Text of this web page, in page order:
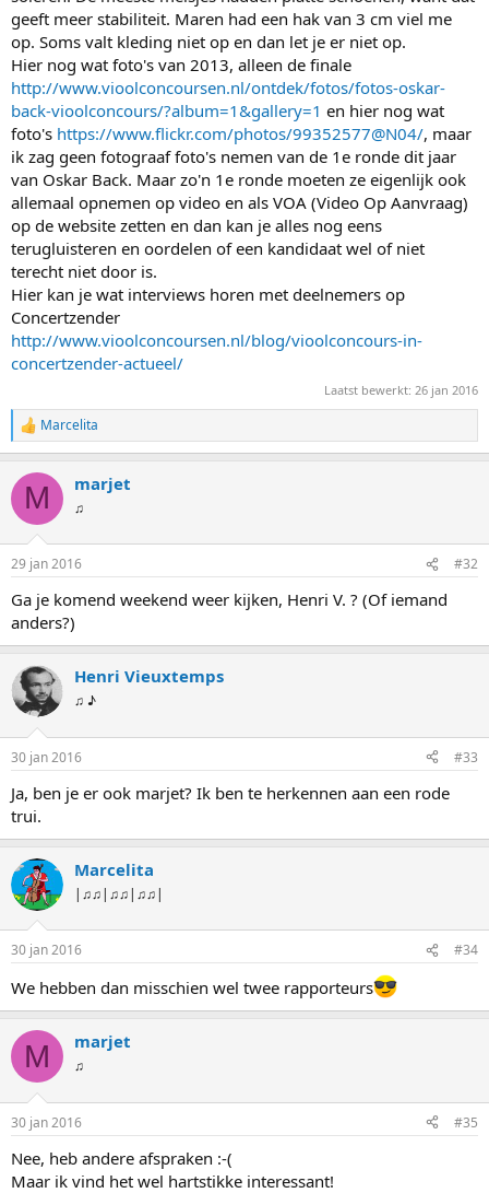
geeft meer stabiliteit. Maren had een hak van 3 cm viel me
op. Soms valt kleding niet op en dan let je er niet op.
Hier nog wat foto's van 2013, alleen de finale
http://www.vioolconcoursen.nl/ontdek/fotos/fotos-oskar-
back-vioolconcours/?album=1&gallery=1 en hier nog wat
foto's https://www.flickr.com/photos/99352577@N04/, maar
ik zag geen fotograaf foto's nemen van de 1e ronde dit jaar
van Oskar Back. Maar zo'n 1e ronde moeten ze eigenlijk ook
allemaal opnemen op video en als VOA (Video Op Aanvraag)
op de website zetten en dan kan je alles nog eens
terugluisteren en oordelen of een kandidaat wel of niet
terecht niet door is.
Hier kan je wat interviews horen met deelnemers op
Concertzender
http://www.vioolconcoursen.nl/blog/vioolconcours-in-
concertzender-actueel/
Laatst bewerkt: 26 jan 2016
W
a
r
e
n
e
n
:
Marcelita
M marjet
♫
29 jan 2016 #32
Ga je komend weekend weer kijken, Henri V. ? (Of iemand
anders?)
Henri Vieuxtemps
♫ ♪
30 jan 2016 #33
Ja, ben je er ook marjet? Ik ben te herkennen aan een rode
trui.
Marcelita
|♫♫|♫♫|♫♫|
30 jan 2016 #34
We hebben dan misschien wel twee rapporteurs
M marjet
♫
30 jan 2016 #35
Nee, heb andere afspraken :-(
Maar ik vind het wel hartstikke interessant!